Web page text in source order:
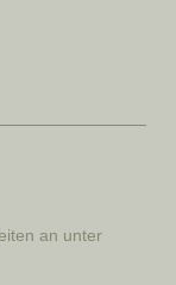
an unter